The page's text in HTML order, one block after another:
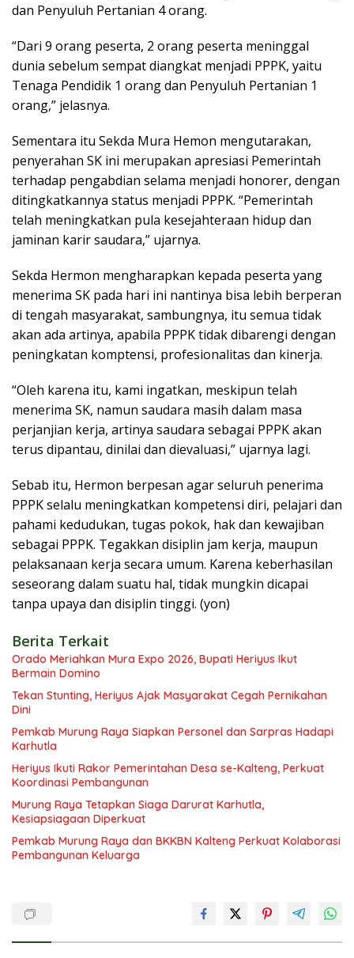
dan Penyuluh Pertanian 4 orang.
“Dari 9 orang peserta, 2 orang peserta meninggal
dunia sebelum sempat diangkat menjadi PPPK, yaitu
Tenaga Pendidik 1 orang dan Penyuluh Pertanian 1
orang,” jelasnya.
Sementara itu Sekda Mura Hemon mengutarakan,
penyerahan SK ini merupakan apresiasi Pemerintah
terhadap pengabdian selama menjadi honorer, dengan
ditingkatkannya status menjadi PPPK. “Pemerintah
telah meningkatkan pula kesejahteraan hidup dan
jaminan karir saudara,” ujarnya.
Sekda Hermon mengharapkan kepada peserta yang
menerima SK pada hari ini nantinya bisa lebih berperan
di tengah masyarakat, sambungnya, itu semua tidak
akan ada artinya, apabila PPPK tidak dibarengi dengan
peningkatan komptensi, profesionalitas dan kinerja.
“Oleh karena itu, kami ingatkan, meskipun telah
menerima SK, namun saudara masih dalam masa
perjanjian kerja, artinya saudara sebagai PPPK akan
terus dipantau, dinilai dan dievaluasi,” ujarnya lagi.
Sebab itu, Hermon berpesan agar seluruh penerima
PPPK selalu meningkatkan kompetensi diri, pelajari dan
pahami kedudukan, tugas pokok, hak dan kewajiban
sebagai PPPK. Tegakkan disiplin jam kerja, maupun
pelaksanaan kerja secara umum. Karena keberhasilan
seseorang dalam suatu hal, tidak mungkin dicapai
tanpa upaya dan disiplin tinggi. (yon)
Berita Terkait
Orado Meriahkan Mura Expo 2026, Bupati Heriyus Ikut
Bermain Domino
Tekan Stunting, Heriyus Ajak Masyarakat Cegah Pernikahan
Dini
Pemkab Murung Raya Siapkan Personel dan Sarpras Hadapi
Karhutla
Heriyus Ikuti Rakor Pemerintahan Desa se-Kalteng, Perkuat
Koordinasi Pembangunan
Murung Raya Tetapkan Siaga Darurat Karhutla,
Kesiapsiagaan Diperkuat
Pemkab Murung Raya dan BKKBN Kalteng Perkuat Kolaborasi
Pembangunan Keluarga